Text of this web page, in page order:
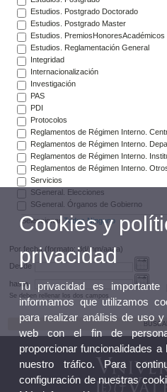
Estudios. Postgrado Doctorado
Estudios. Postgrado Master
Estudios. PremiosHonoresAcadémicos
Estudios. Reglamentación General
Integridad
Internacionalización
Investigación
PAS
PDI
Protocolos
Reglamentos de Régimen Interno.
Reglamentos de Régimen Interno.
Reglamentos de Régimen Interno.
Reglamentos de Régimen Interno.
Servicios
SGeneral. Elecciones
SGeneral. Órganos de Gobierno
Seleccionar Todos Ninguno
Por fecha (formato: dd/mm/aaaa)
Desde
hasta
Se deben rellenar los dos campos
Cookies y
privacidad
Tu privacidad es
informamos que utilizamos
para realizar análisis de uso
web con el fin de
proporcionar funcionalidades
nuestro tráfico. Para
configuración de nuestras